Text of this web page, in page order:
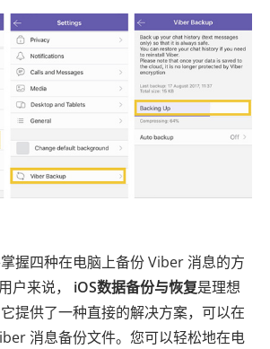
握四种在电脑上备份 Viber 消息的方
户来说， iOS数据备份与恢复是理想
提供了一种直接的解决方案，可以在
消息备份文件。您可以轻松地在电